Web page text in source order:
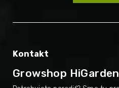
Kontakt
Growshop HiGarden